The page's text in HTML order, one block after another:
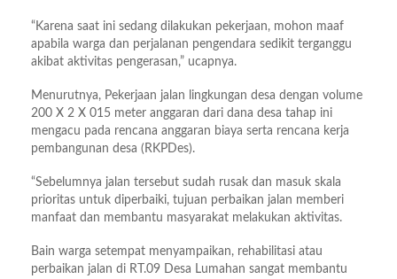
“Karena saat ini sedang dilakukan pekerjaan, mohon maaf
apabila warga dan perjalanan pengendara sedikit terganggu
akibat aktivitas pengerasan,” ucapnya.
Menurutnya, Pekerjaan jalan lingkungan desa dengan volume
200 X 2 X 015 meter anggaran dari dana desa tahap ini
mengacu pada rencana anggaran biaya serta rencana kerja
pembangunan desa (RKPDes).
“Sebelumnya jalan tersebut sudah rusak dan masuk skala
prioritas untuk diperbaiki, tujuan perbaikan jalan memberi
manfaat dan membantu masyarakat melakukan aktivitas.
Bain warga setempat menyampaikan, rehabilitasi atau
perbaikan jalan di RT.09 Desa Lumahan sangat membantu